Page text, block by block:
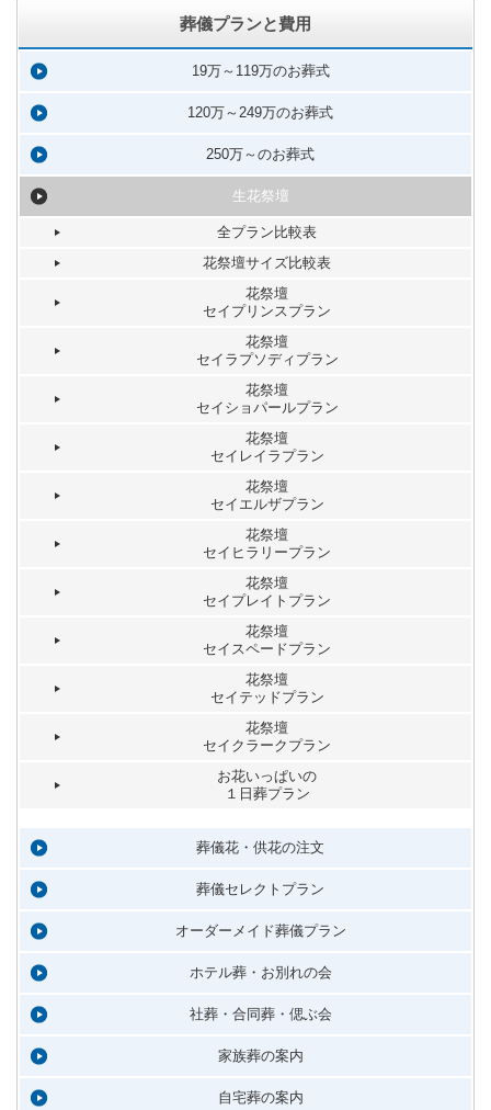
葬儀プランと費用
19万～119万のお葬式
120万～249万のお葬式
250万～のお葬式
生花祭壇
全プラン比較表
花祭壇サイズ比較表
花祭壇
セイプリンスプラン
花祭壇
セイラプソディプラン
花祭壇
セイショパールプラン
花祭壇
セイレイラプラン
花祭壇
セイエルザプラン
花祭壇
セイヒラリープラン
花祭壇
セイプレイトプラン
花祭壇
セイスペードプラン
花祭壇
セイテッドプラン
花祭壇
セイクラークプラン
お花いっぱいの
１日葬プラン
葬儀花・供花の注文
葬儀セレクトプラン
オーダーメイド葬儀プラン
ホテル葬・お別れの会
社葬・合同葬・偲ぶ会
家族葬の案内
自宅葬の案内